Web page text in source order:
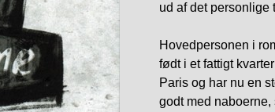
ud af det personlige
Hovedpersonen i
født i et fattigt
Paris og har nu en
godt med